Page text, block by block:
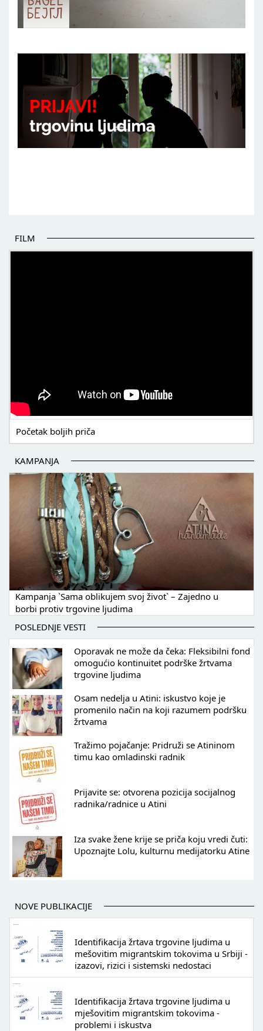
FILM
Početak boljih priča
KAMPANJA
Kampanja `Sama oblikujem svoj život` – Zajedno u
borbi protiv trgovine ljudima
POSLEDNJE VESTI
Oporavak ne može da čeka: Fleksibilni fond
omogućio kontinuitet podrške žrtvama
trgovine ljudima
Osam nedelja u Atini: iskustvo koje je
promenilo način na koji razumem podršku
žrtvama
Tražimo pojačanje: Pridruži se Atininom
timu kao omladinski radnik
Prijavite se: otvorena pozicija socijalnog
radnika/radnice u Atini
Iza svake žene krije se priča koju vredi čuti:
Upoznajte Lolu, kulturnu medijatorku Atine
NOVE PUBLIKACIJE
Identifikacija žrtava trgovine ljudima u
mešovitim migrantskim tokovima u Srbiji -
izazovi, rizici i sistemski nedostaci
Identifikacija žrtava trgovine ljudima u
mješovitim migrantskim tokovima -
problemi i iskustva